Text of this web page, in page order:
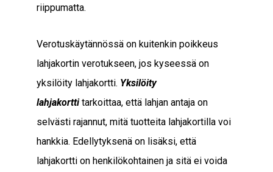
riippumatta.
Verotuskäytännössä on kuitenkin poikkeus
lahjakortin verotukseen, jos kyseessä on
yksilöity lahjakortti. Yksilöity
lahjakorttitarkoittaa, että lahjan antaja on
selvästi rajannut, mitä tuotteita lahjakortilla voi
hankkia. Edellytyksenä on lisäksi, että
lahjakortti on henkilökohtainen ja sitä ei voida